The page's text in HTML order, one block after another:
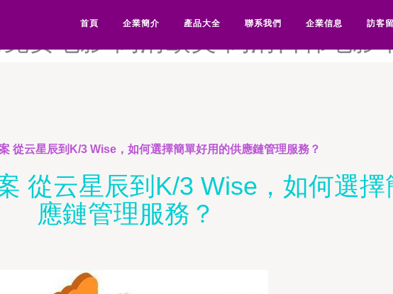
利导航-高清福利国产-高清国产
首頁 企業簡介 產品大全 聯系我們 企業信息 訪客
從云星辰到K/3 Wise，如何選擇簡單好用的供應鏈管理服務？
從云星辰到K/3 Wise，如何選
應鏈管理服務？